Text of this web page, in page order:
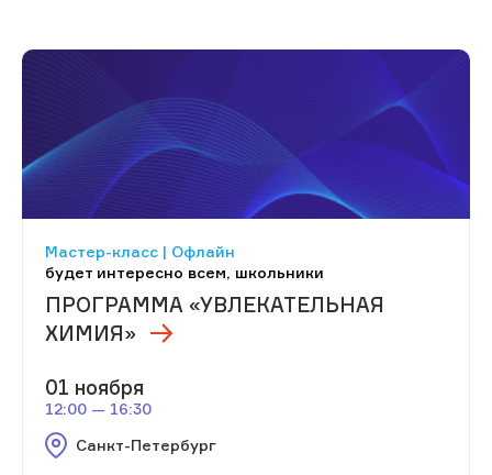
Мастер-класс | Офлайн
будет интересно всем, школьники
ПРОГРАММА «УВЛЕКАТЕЛЬНАЯ
ХИМИЯ»
01 ноября
12:00 — 16:30
Санкт-Петербург